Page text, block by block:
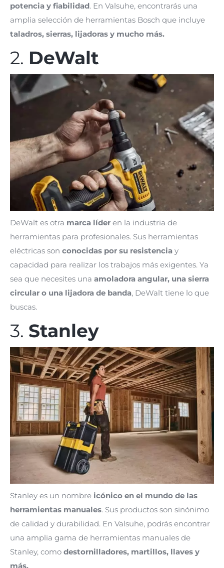
potencia y fiabilidad. En Valsuhe, encontrarás una
amplia selección de herramientas Bosch que incluye
taladros, sierras, lijadoras y mucho más.
2. DeWalt
DeWalt es otra marca líder en la industria de
herramientas para profesionales. Sus herramientas
eléctricas son conocidas por su resistencia y
capacidad para realizar los trabajos más exigentes. Ya
sea que necesites una amoladora angular, una sierra
circular o una lijadora de banda, DeWalt tiene lo que
buscas.
3. Stanley
Stanley es un nombre icónico en el mundo de las
herramientas manuales. Sus productos son sinónimo
de calidad y durabilidad. En Valsuhe, podrás encontrar
una amplia gama de herramientas manuales de
Stanley, como destornilladores, martillos, llaves y
más.